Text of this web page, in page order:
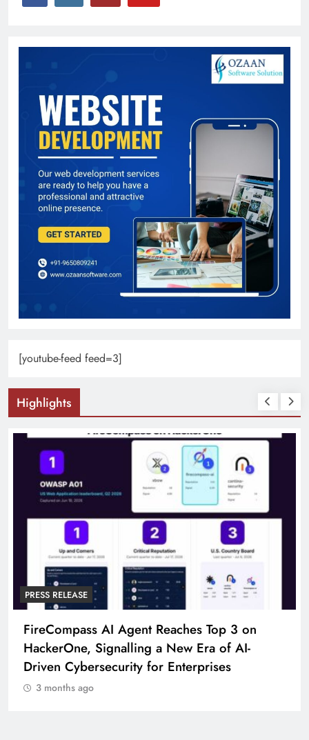
[youtube-feed feed=3]
Highlights
PRESS RELEASE
FireCompass AI Agent Reaches Top 3 on
HackerOne, Signalling a New Era of AI-
Driven Cybersecurity for Enterprises
3 months ago